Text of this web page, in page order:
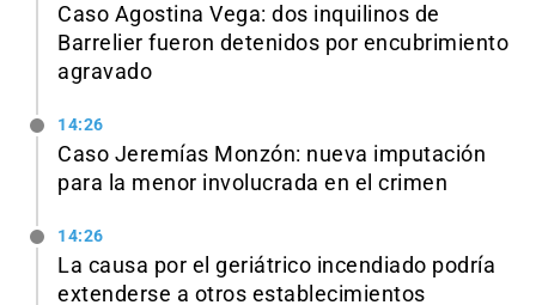
Caso Agostina Vega: dos inquilinos de
Barrelier fueron detenidos por encubrimiento
agravado
14:26
Caso Jeremías Monzón: nueva imputación
para la menor involucrada en el crimen
14:26
La causa por el geriátrico incendiado podría
extenderse a otros establecimientos